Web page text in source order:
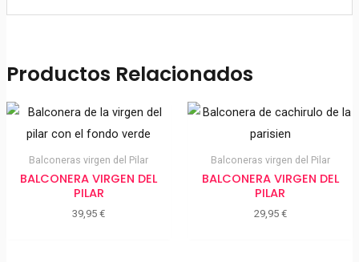
Productos Relacionados
Balconeras virgen del Pilar
BALCONERA VIRGEN DEL
PILAR
39,95€
Balconeras virgen del Pilar
BALCONERA VIRGEN DEL
PILAR
29,95 €